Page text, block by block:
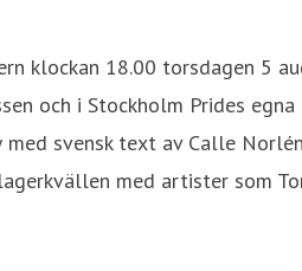
klockan 18.00 torsdagen
och i Stockholm Prides
med svensk text av Calle
med artister som